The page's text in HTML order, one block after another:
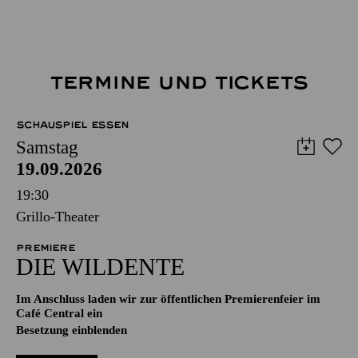
TERMINE UND TICKETS
SCHAUSPIEL ESSEN
Samstag
19.09.2026
19:30
Grillo-Theater
PREMIERE
DIE WILDENTE
Im Anschluss laden wir zur öffentlichen Premierenfeier im
Café Central ein
Besetzung einblenden